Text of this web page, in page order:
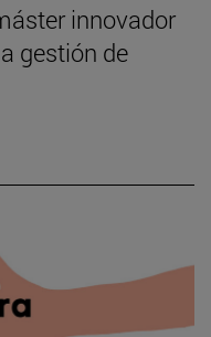
innovador
gestión de